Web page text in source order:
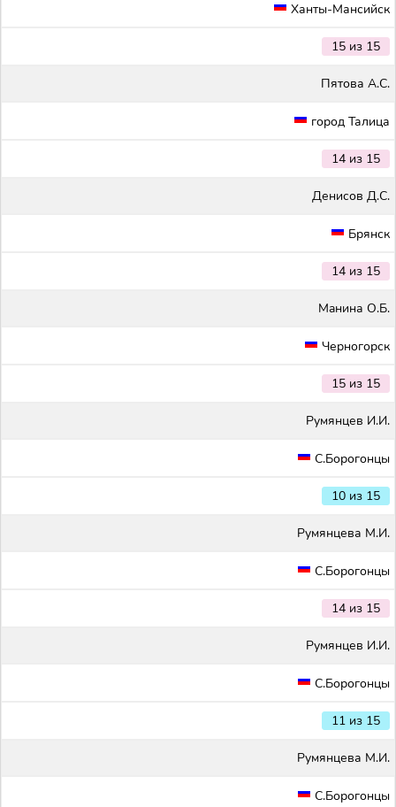
Ханты-Мансийск
15 из 15
Пятова А.С.
город Талица
14 из 15
Денисов Д.С.
Брянск
14 из 15
Maнина О.Б.
Черногорск
15 из 15
Румянцев И.И.
С.Борогонцы
10 из 15
Румянцева М.И.
С.Борогонцы
14 из 15
Румянцев И.И.
С.Борогонцы
11 из 15
Румянцева М.И.
С.Борогонцы